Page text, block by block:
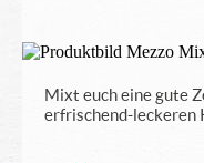
Mixt euch eine gute
erfrischend-leckeren